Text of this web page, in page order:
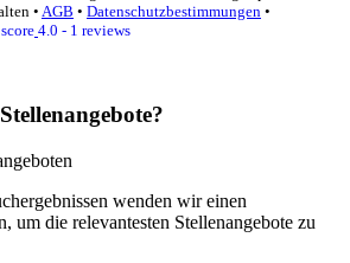
• AGB • Datenschutzbestimmungen •
4.0 - 1 reviews
wenden wir einen
um die relevantesten Stellenangebote zu